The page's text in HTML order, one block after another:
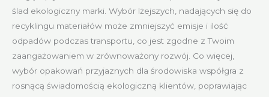
ślad ekologiczny marki. Wybór lżejszych, nadających się do
recyklingu materiałów może zmniejszyć emisje i ilość
odpadów podczas transportu, co jest zgodne z Twoim
zaangażowaniem w zrównoważony rozwój. Co więcej,
wybór opakowań przyjaznych dla środowiska współgra z
rosnącą świadomością ekologiczną klientów, poprawiając